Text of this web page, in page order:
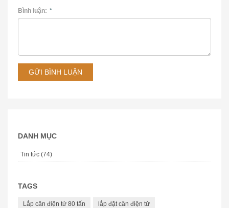
Bình luận: *
GỬI BÌNH LUẬN
DANH MỤC
Tin tức (74)
TAGS
Lắp cân điện tử 80 tấn lắp đặt cân điện tử